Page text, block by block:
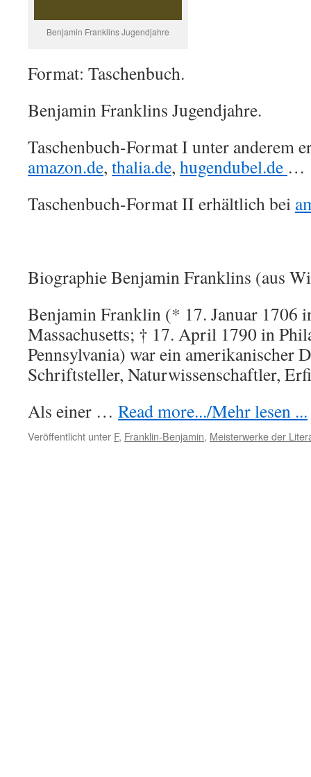
Benjamin Franklins Jugendjahre
Format: Taschenbuch.
Benjamin Franklins Jugendjahre.
Taschenbuch-Format I unter anderem
amazon.de, thalia.de, hugendubel.de …
Taschenbuch-Format II erhältlich bei
Biographie Benjamin Franklins (aus
Benjamin Franklin (* 17. Januar 1706
Massachusetts; † 17. April 1790 in
Pennsylvania) war ein amerikanischer
Schriftsteller, Naturwissenschaftler,
Als einer … Read more.../Mehr lesen ...
Veröffentlicht unter F, Franklin-Benjamin, Meisterwerke der